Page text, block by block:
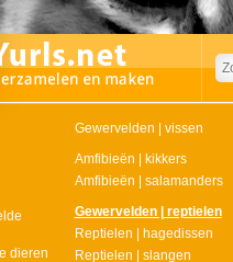
dieren
Gewervelden | vissen
Amfibieën | kikkers
Amfibieën | salamanders
Gewervelden | reptielen
Reptielen | hagedissen
Reptielen | slangen